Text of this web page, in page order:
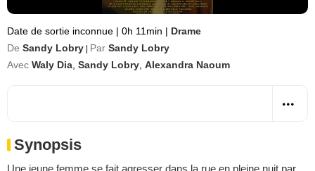
Date de sortie inconnue | 0h 11min | Drame
De Sandy Lobry Par Sandy Lobry
Avec Waly Dia Sandy Lobry Alexandra Naoum
Synopsis
Une jeune femme se fait agresser dans la rue en pleine nuit par